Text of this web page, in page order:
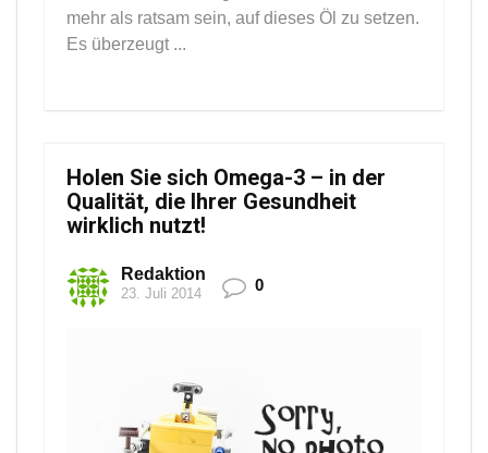
mehr als ratsam sein, auf dieses Öl zu setzen.
Es überzeugt ...
Holen Sie sich Omega-3 – in der
Qualität, die Ihrer Gesundheit
wirklich nutzt!
Redaktion
23. Juli 2014 0